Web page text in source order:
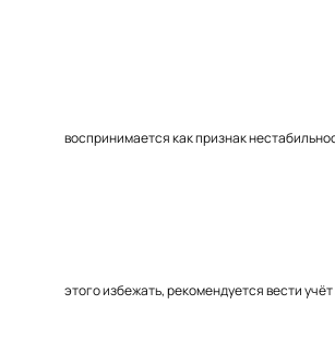
воспринимается как признак
этого избежать, рекомендуется вести